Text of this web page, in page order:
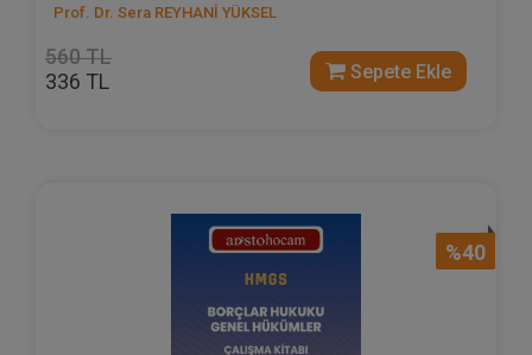
Prof. Dr. Sera REYHANİ YÜKSEL
560 TL
336 TL Sepete Ekle
%40